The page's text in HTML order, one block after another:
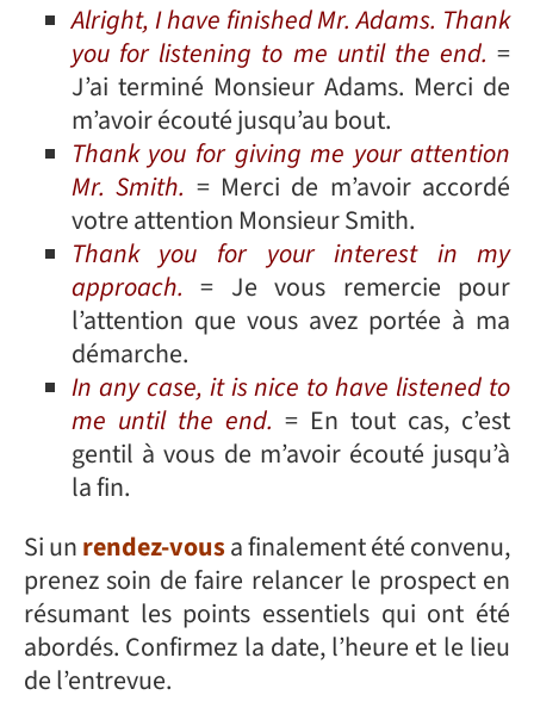
Alright, I have finished Mr. Adams. Thank
you for listening to me until the end. =
J’ai terminé Monsieur Adams. Merci de
m’avoir écouté jusqu’au bout.
Thank you for giving me your attention
Mr. Smith. = Merci de m’avoir accordé
votre attention Monsieur Smith.
Thank you for your interest in my
approach. = Je vous remercie pour
l’attention que vous avez portée à ma
démarche.
In any case, it is nice to have listened to
me until the end. = En tout cas, c’est
gentil à vous de m’avoir écouté jusqu’à
la fin.
Si unrendez-vousa finalement été convenu,
prenez soin de faire relancer le prospect en
résumant les points essentiels qui ont été
abordés. Confirmez la date, l’heure et le lieu
de l’entrevue.